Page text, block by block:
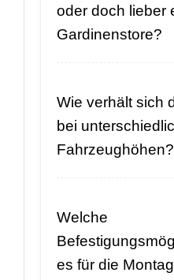
oder doch lieber
Gardinenstore?
Wie verhält sich
bei
Fahrzeughöhen?
Welche
es für die